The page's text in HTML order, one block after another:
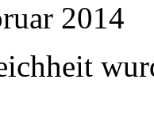
2014